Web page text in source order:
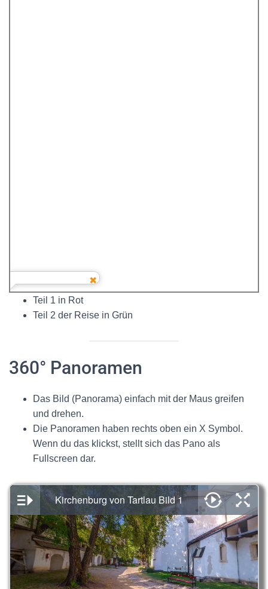
Teil 1 in Rot
Teil 2 der Reise in Grün
360° Panoramen
Das Bild (Panorama) einfach mit der Maus greifen
und drehen.
Die Panoramen haben rechts oben ein X Symbol.
Wenn du das klickst, stellt sich das Pano als
Fullscreen dar.